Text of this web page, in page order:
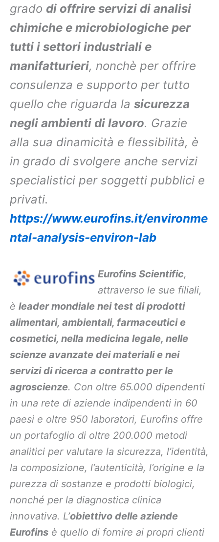
grado di offrire servizi di analisi
chimiche e microbiologiche per
tutti i settori industriali e
manifatturieri, nonchè per offrire
consulenza e supporto per tutto
quello che riguarda la sicurezza
negli ambienti di lavoro. Grazie
alla sua dinamicità e flessibilità, è
in grado di svolgere anche servizi
specialistici per soggetti pubblici e
privati.
https://www.eurofins.it/environme
ntal-analysis-environ-lab
Eurofins Scientific,
attraverso le sue filiali,
è leader mondiale nei test di prodotti
alimentari, ambientali, farmaceutici e
cosmetici, nella medicina legale, nelle
scienze avanzate dei materiali e nei
servizi di ricerca a contratto per le
agroscienze. Con oltre 65.000 dipendenti
in una rete di aziende indipendenti in 60
paesi e oltre 950 laboratori, Eurofins offre
un portafoglio di oltre 200.000 metodi
analitici per valutare la sicurezza, l’identità,
la composizione, l’autenticità, l’origine e la
purezza di sostanze e prodotti biologici,
nonché per la diagnostica clinica
innovativa. L’obiettivo delle aziende
Eurofins è quello di fornire ai propri clienti